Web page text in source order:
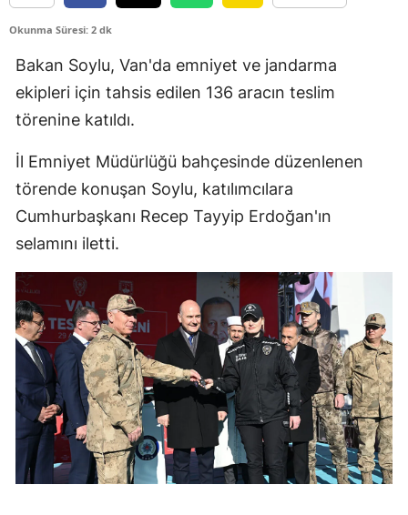
Elazığ
Erzincan
Eskişehir
Gaziantep
Gümüşhane
Hakkari
Hatay
Isparta
Mersin
İstanbul
Okunma Süresi: 2 dk
Bakan Soylu, Van'da emniyet ve jandarma
ekipleri için tahsis edilen 136 aracın teslim
törenine katıldı.
İl Emniyet Müdürlüğü bahçesinde düzenlenen
törende konuşan Soylu, katılımcılara
Cumhurbaşkanı Recep Tayyip Erdoğan'ın
selamını iletti.